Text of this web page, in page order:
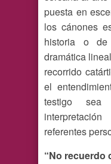
puesta en
los cánones
historia o de
dramática
recorrido
el
testigo
referentes
“No recuerdo